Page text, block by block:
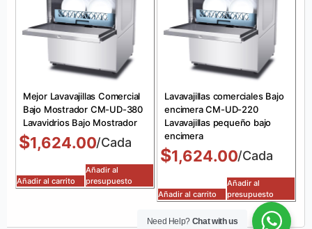
Mejor Lavavajillas Comercial
Bajo Mostrador CM-UD-380
Lavavidrios Bajo Mostrador
$1,624.00/Cada
Añadir al carrito
Añadir al
presupuesto
Lavavajillas comerciales Bajo
encimera CM-UD-220
Lavavajillas pequeño bajo
encimera
$1,624.00/Cada
Añadir al carrito
Añadir al
presupuesto
Need Help? Chat with us